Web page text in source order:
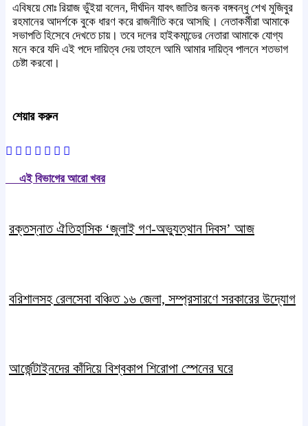
এবিষয়ে মোঃ রিয়াজ ভুঁইয়া বলেন, দীর্ঘদিন যাবৎ জাতির জনক বঙ্গবন্ধু শেখ মুজিবুর
রহমানের আদর্শকে বুকে ধারণ করে রাজনীতি করে আসছি। নেতাকর্মীরা আমাকে
সভাপতি হিসেবে দেখতে চায়। তবে দলের হাইকমান্ডের নেতারা আমাকে যোগ্য
মনে করে যদি এই পদে দায়িত্ব দেয় তাহলে আমি আমার দায়িত্ব পালনে শতভাগ
চেষ্টা করবো।
শেয়ার করুন
এই বিভাগের আরো খবর
রক্তস্নাত ঐতিহাসিক ‌‘জুলাই গণ-অভ্যুত্থান দিবস’ আজ
বরিশালসহ রেলসেবা বঞ্চিত ১৬ জেলা, সম্প্রসারণে সরকারের উদ্যোগ
আর্জেন্টাইনদের কাঁদিয়ে বিশ্বকাপ শিরোপা স্পেনের ঘরে